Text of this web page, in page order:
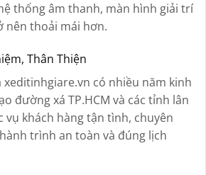
thống âm thanh, màn hình giải trí
nên thoải mái hơn.
Thân Thiện
có nhiều năm kinh
đường xá TP.HCM và các tỉnh lân
vụ khách hàng tận tình, chuyên
trình an toàn và đúng lịch